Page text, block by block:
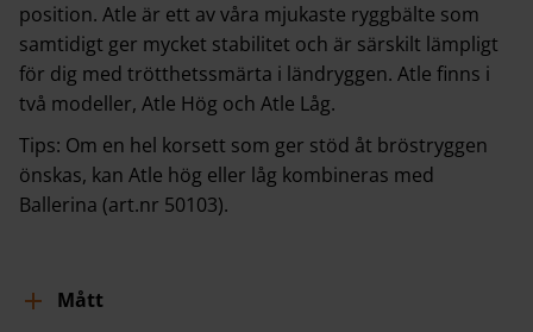
position. Atle är ett av våra mjukaste ryggbälte som
samtidigt ger mycket stabilitet och är särskilt lämpligt
för dig med trötthetssmärta i ländryggen. Atle finns i
två modeller, Atle Hög och Atle Låg.
Tips: Om en hel korsett som ger stöd åt bröstryggen
önskas, kan Atle hög eller låg kombineras med
Ballerina (art.nr 50103).
Mått